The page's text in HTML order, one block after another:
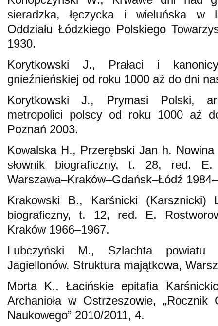
sieradzka, łęczycka i wieluńska w
Oddziału Łódzkiego Polskiego
1930.
Korytkowski J., Prałaci i
gnieźnieńskiej od roku 1000 aż do dni
Korytkowski J., Prymasi Polski,
metropolici polscy od roku 1000 aż
Poznań 2003.
Kowalska H., Przerębski Jan h.
słownik biograficzny, t. 28, red. E.
Warszawa–Kraków–Gdańsk–Łódź
Krakowski B., Karśnicki (Karsznicki)
biograficzny, t. 12, red. E.
Kraków 1966–1967.
Lubczyński M., Szlachta powiatu
Jagiellonów. Struktura majątkowa,
Morta K., Łacińskie epitafia
Archanioła w Ostrzeszowie, „Rocznik
Naukowego” 2010/2011, 4.